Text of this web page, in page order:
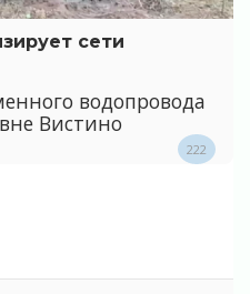
сети
водопровода
Вистино
222